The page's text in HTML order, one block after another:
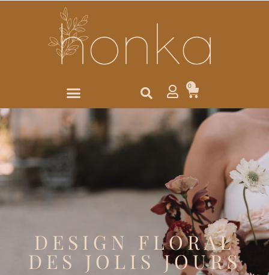
0
DESIGN FLORAL
DES JOLIS JOURS